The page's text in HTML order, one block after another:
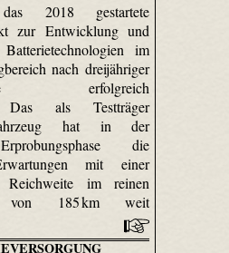
2018 gestartete
zur Entwicklung und
im
nach dreijähriger
erfolgreich
Das als Testträger
hat in der
die
mit einer
Reichweite im reinen
von 185 km weit